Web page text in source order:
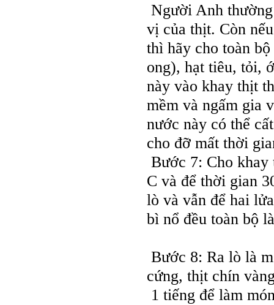
Người Anh
vị của thịt. Còn
thì hãy cho toàn
ong), hạt tiêu, tỏi,
này vào khay thịt
mềm và ngấm gia
nước này có thể
cho đỡ mất thời
Bước 7: Cho khay
C và để thời gian
lò và vẫn để hai
bì nổ đều toàn bộ
Bước 8: Ra lò là
cứng, thịt chín
1 tiếng để làm